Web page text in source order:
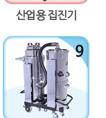
산업용 집진기